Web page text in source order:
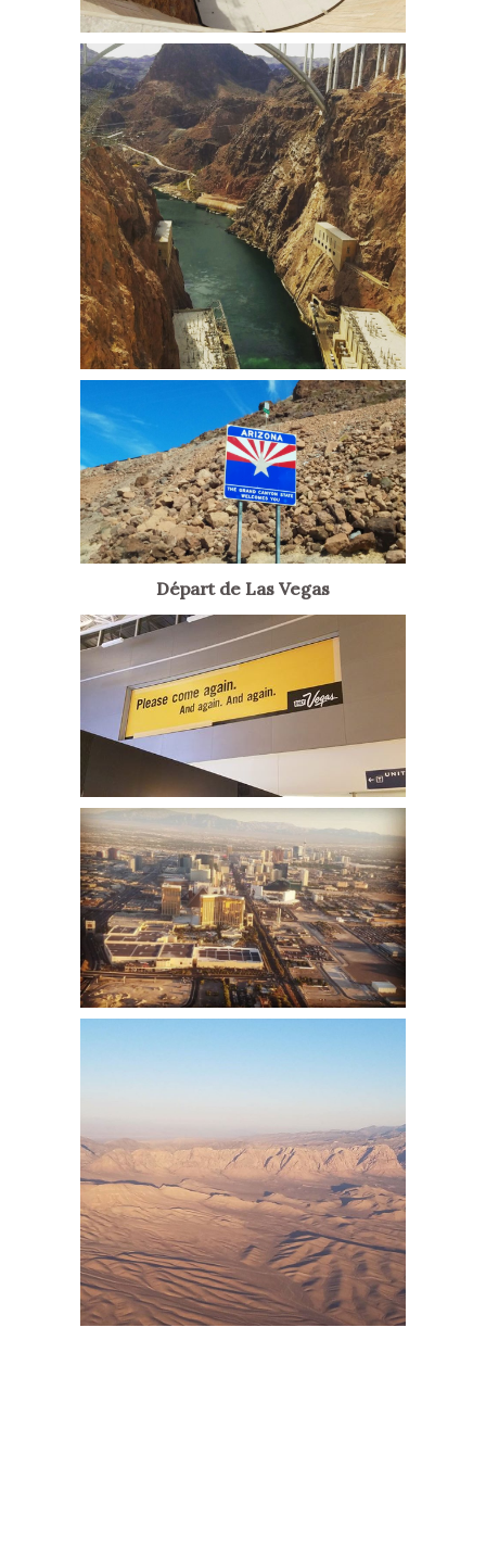
Départ de Las Vegas